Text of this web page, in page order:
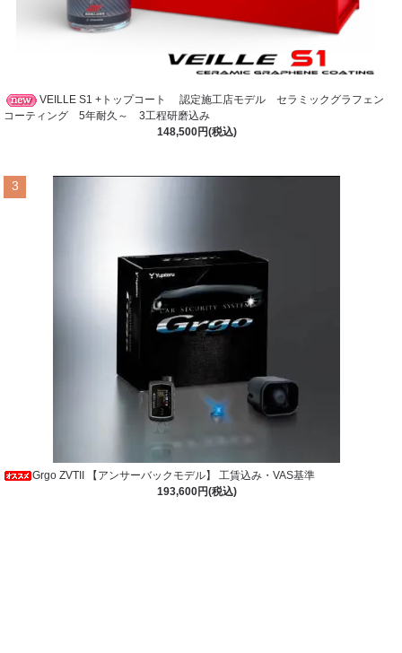
VEILLE S1 +トップコート 認定施工店モデル セラミックグラフェン
コーティング 5年耐久～ 3工程研磨込み
148,500円(税込)
3
Grgo ZVTII 【アンサーバックモデル】 工賃込み・VAS基準
193,600円(税込)